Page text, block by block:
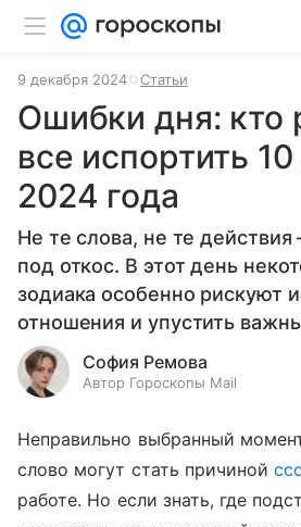
9 декабря 2024 Статьи
Ошибки дня: кто
все испортить
2024 года
Не те слова, не те
под откос. В этот день
зодиака особенно рискуют
отношения и упустить
София Ремова
Автор Гороскопы Mail
Неправильно выбранный
слово могут стать причиной
работе. Но если знать, где